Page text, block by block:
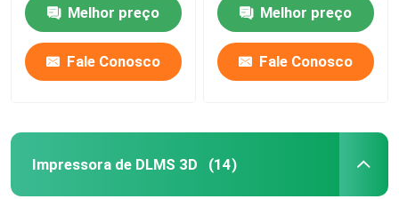
Melhor preço
Fale Conosco
Melhor preço
Fale Conosco
Impressora de DLMS 3D (14)